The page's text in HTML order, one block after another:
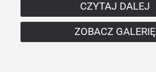
CZYTAJ DALEJ
ZOBACZ GALERIĘ